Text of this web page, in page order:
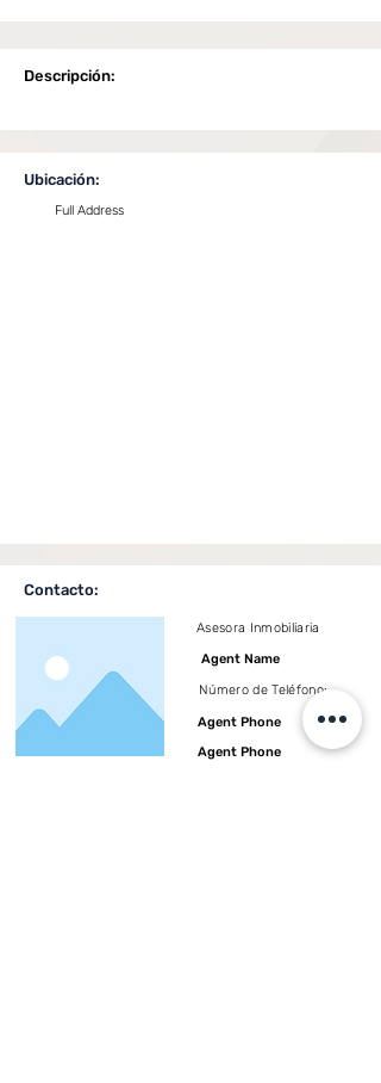
Descripción:
Ubicación:
Full Address
Contacto:
Asesora Inmobiliaria
Agent Name
Número de Teléfono:
Agent Phone
Agent Phone